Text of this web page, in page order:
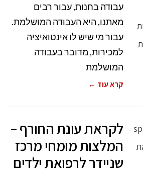
עבודה בחנות, עבור רבים
מאתנו, היא העבודה המושלמת.
עבור מי שיש לו אינטואיציה
למכירות, מדובר בעבודה
המושלמת
קרא עוד ←
לקראת עונת החורף –
המלצות מומחי מרכז
שניידר לרפואת ילדים